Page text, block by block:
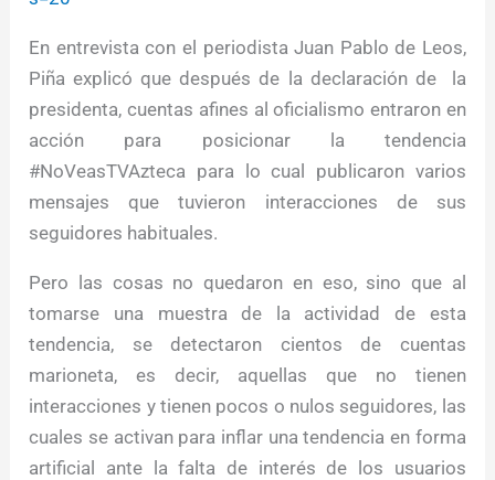
En entrevista con el periodista Juan Pablo de Leos,
Piña explicó que después de la declaración de la
presidenta, cuentas afines al oficialismo entraron en
acción para posicionar la tendencia
#NoVeasTVAzteca para lo cual publicaron varios
mensajes que tuvieron interacciones de sus
seguidores habituales.
Pero las cosas no quedaron en eso, sino que al
tomarse una muestra de la actividad de esta
tendencia, se detectaron cientos de cuentas
marioneta, es decir, aquellas que no tienen
interacciones y tienen pocos o nulos seguidores, las
cuales se activan para inflar una tendencia en forma
artificial ante la falta de interés de los usuarios